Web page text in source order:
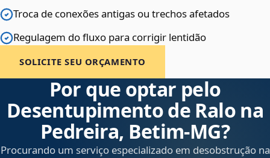
Troca de conexões antigas ou trechos afetados
Regulagem do fluxo para corrigir lentidão
SOLICITE SEU ORÇAMENTO
Por que optar pelo
Desentupimento de Ralo na
Pedreira, Betim‑MG?
Procurando um serviço especializado em desobstrução na